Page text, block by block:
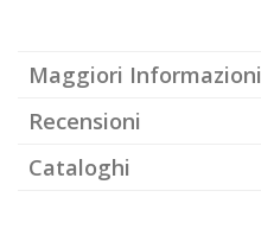
Maggiori Informazioni
Recensioni
Cataloghi